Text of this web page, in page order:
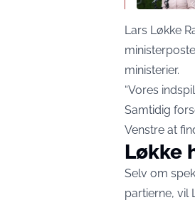
Lars Løkke
ministerier.
“Vores
Samtidig
Venstre at
Løkke
Selv om
partierne, vil